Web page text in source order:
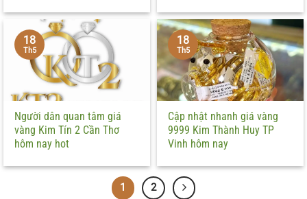
Người dân quan tâm giá
vàng Kim Tín 2 Cần Thơ
hôm nay hot
18
Th5
Cập nhật nhanh giá vàng
9999 Kim Thành Huy TP
Vinh hôm nay
18
Th5
1 2